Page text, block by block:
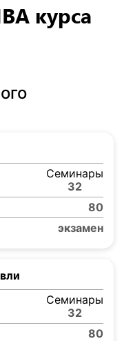
курса
Семинары
32
80
экзамен
Семинары
32
80